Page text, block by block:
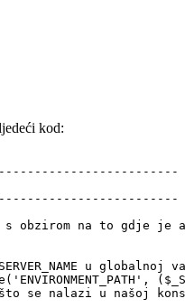
kod:
obzirom na to gdje
u globalnoj
što se nalazi u našoj